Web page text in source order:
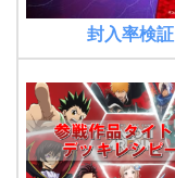
封入率検証